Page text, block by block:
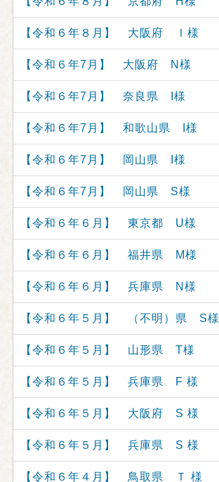
【令和６年８月】 大阪府 Ｉ様
【令和６年7月】 大阪府 N様
【令和６年7月】 奈良県 I様
【令和６年7月】 和歌山県 I様
【令和６年7月】 岡山県 I様
【令和６年7月】 岡山県 S様
【令和６年６月】 東京都 U様
【令和６年６月】 福井県 M様
【令和６年６月】 兵庫県 N様
【令和６年５月】 （不明）県 S様
【令和６年５月】 山形県 T様
【令和６年５月】 兵庫県 F 様
【令和６年５月】 大阪府 S 様
【令和６年５月】 兵庫県 S 様
【令和６年４月】 鳥取県 Ｔ 様